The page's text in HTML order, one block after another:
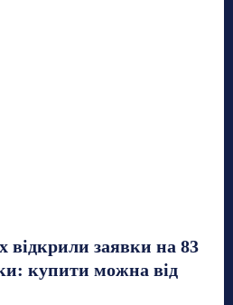
відкрили заявки на 83
купити можна від